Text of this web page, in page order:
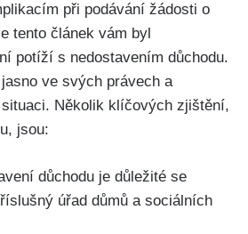
při podávání žádosti o
tento článek vám byl
potíží s nedostavením důchodu.
ve svých právech a
Několik klíčových zjištění,
jsou:
důchodu je důležité se
úřad důmů a sociálních